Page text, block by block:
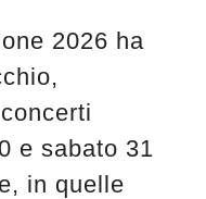
2026 ha
e sabato 31
in quelle